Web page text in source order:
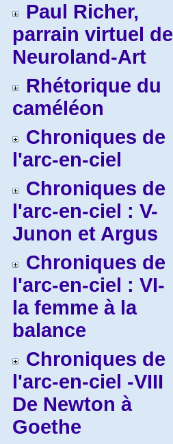
Paul Richer,
parrain virtuel de
Neuroland-Art
Rhétorique du
caméléon
Chroniques de
l'arc-en-ciel
Chroniques de
l'arc-en-ciel : V-
Junon et Argus
Chroniques de
l'arc-en-ciel : VI-
la femme à la
balance
Chroniques de
l'arc-en-ciel -VIII
De Newton à
Goethe